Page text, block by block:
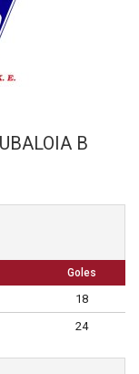
B
Goles
18
24